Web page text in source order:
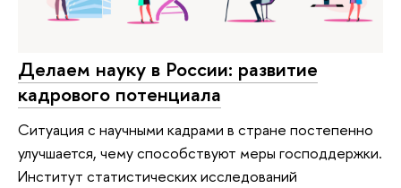
Делаем науку в России: развитие
кадрового потенциала
Ситуация с научными кадрами в стране постепенно
улучшается, чему способствуют меры господдержки.
Институт статистических исследований